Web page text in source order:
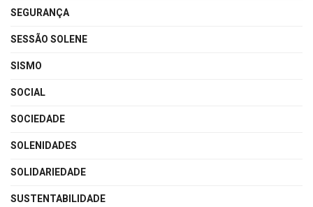
SEGURANÇA
SESSÃO SOLENE
SISMO
SOCIAL
SOCIEDADE
SOLENIDADES
SOLIDARIEDADE
SUSTENTABILIDADE